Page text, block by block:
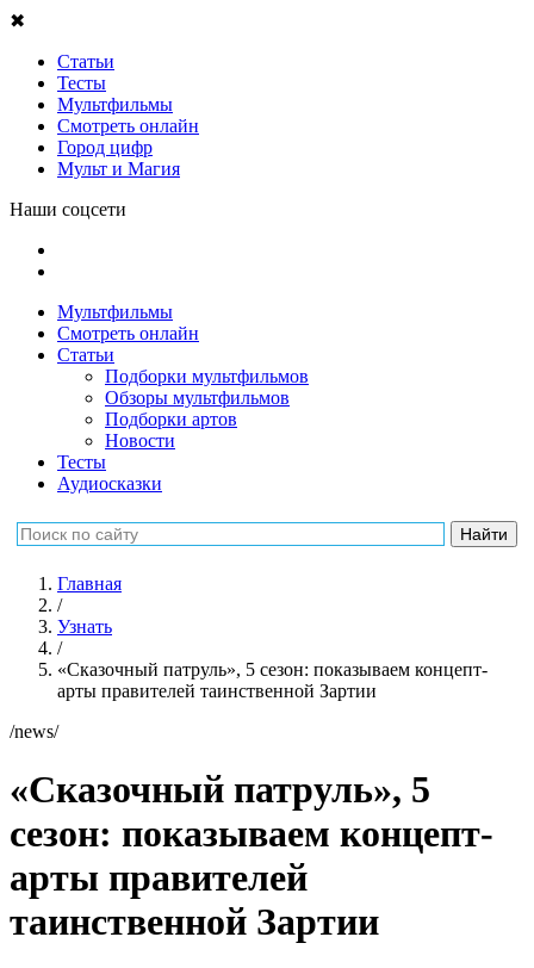
✖
Статьи
Тесты
Мультфильмы
Смотреть онлайн
Город цифр
Мульт и Магия
Наши соцсети
Мультфильмы
Смотреть онлайн
Статьи
Подборки мультфильмов
Обзоры мультфильмов
Подборки артов
Новости
Тесты
Аудиосказки
Главная
/
Узнать
/
«Сказочный патруль», 5 сезон: показываем концепт-
арты правителей таинственной Зартии
/news/
«Сказочный патруль», 5
сезон: показываем концепт-
арты правителей
таинственной Зартии